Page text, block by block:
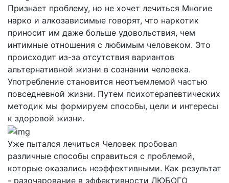
Признает проблему, но не хочет лечиться Многие
нарко и алкозависимые говорят, что наркотик
приносит им даже больше удовольствия, чем
интимные отношения с любимым человеком. Это
происходит из-за отсутствия вариантов
альтернативной жизни в сознании человека.
Употребление становится неотъемлемой частью
повседневной жизни. Путем психотерапевтических
методик мы формируем способы, цели и интересы
к здоровой жизни.
Уже пытался лечиться Человек пробовал
различные способы справиться с проблемой,
которые оказались неэффективными. Как результат
- разочарование в эффективности ЛЮБОГО